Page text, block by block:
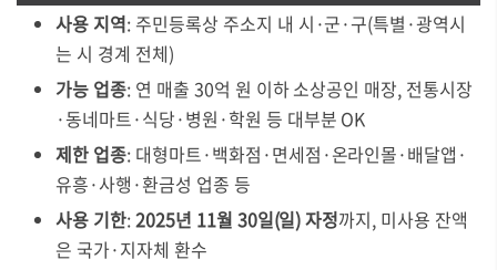
사용 지역: 주민등록상 주소지 내 시·군·구(특별·광역시
는 시 경계 전체)
가능 업종: 연 매출 30억 원 이하 소상공인 매장, 전통시장
·동네마트·식당·병원·학원 등 대부분 OK
제한 업종: 대형마트·백화점·면세점·온라인몰·배달앱·
유흥·사행·환금성 업종 등
사용 기한:2025년 11월 30일(일) 자정까지, 미사용 잔액
은 국가·지자체 환수